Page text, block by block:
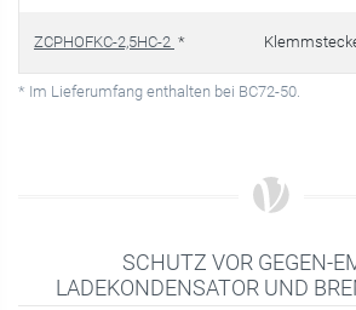
ZCPHOFKC-2,5HC-2 *
* Im Lieferumfang enthalten bei BC72-50.
SCHUTZ VOR GEGEN-
LADEKONDENSATOR UND